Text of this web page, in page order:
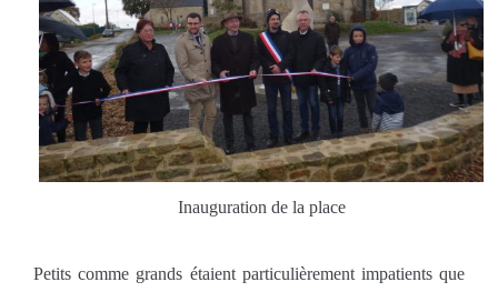
Inauguration de la place
Petits comme grands étaient particulièrement impatients que